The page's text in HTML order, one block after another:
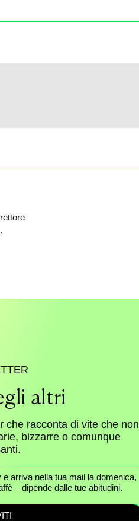
altri
che racconta di vite che non
bizzarre o comunque
arriva nella tua mail la domenica,
– dipende dalle tue abitudini.